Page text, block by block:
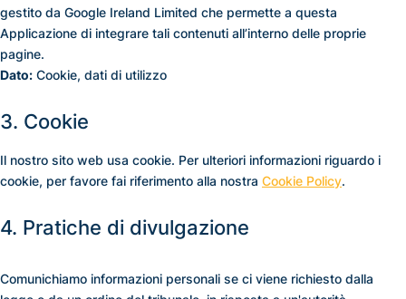
gestito da Google Ireland Limited che permette a questa
Applicazione di integrare tali contenuti all’interno delle proprie
pagine.
Dato: Cookie, dati di utilizzo
3. Cookie
Il nostro sito web usa cookie. Per ulteriori informazioni riguardo i
cookie, per favore fai riferimento alla nostra Cookie Policy.
4. Pratiche di divulgazione
Comunichiamo informazioni personali se ci viene richiesto dalla